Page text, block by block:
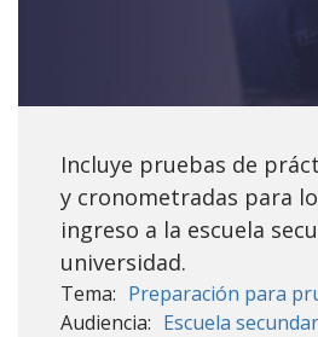
Incluye pruebas de
y cronometradas para
ingreso a la escuela
universidad.
Tema: Preparación para
Audiencia: Escuela